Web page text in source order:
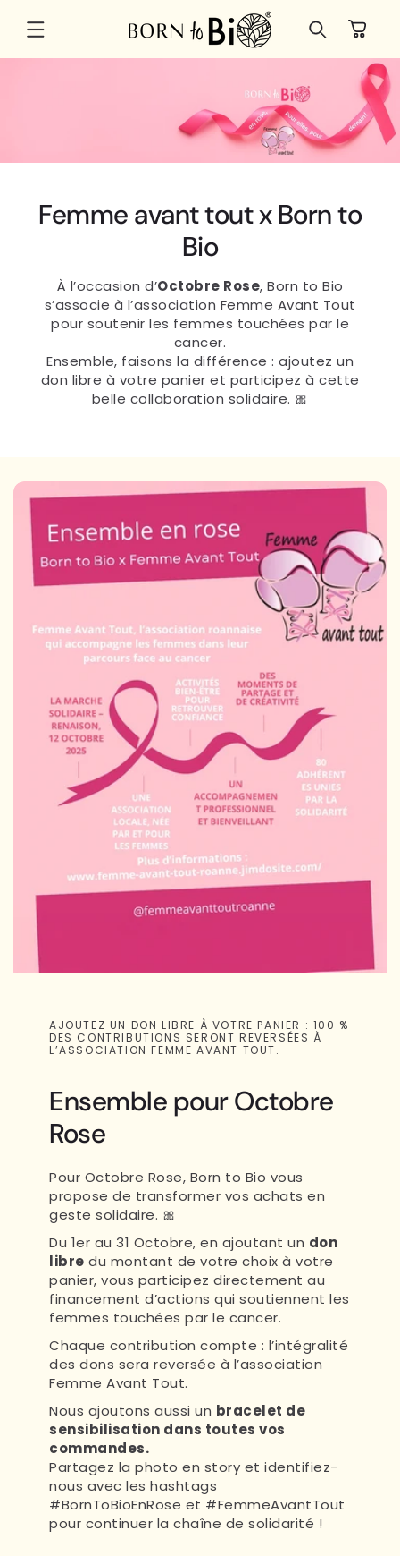
passer
au
Panier
Femme avant tout x Born to
Bio
À l’occasion d’Octobre Rose, Born to Bio
s’associe à l’association Femme Avant Tout
pour soutenir les femmes touchées par le
cancer.
Ensemble, faisons la différence : ajoutez un
don libre à votre panier et participez à cette
belle collaboration solidaire. 🎀
AJOUTEZ UN DON LIBRE À VOTRE PANIER : 100 %
DES CONTRIBUTIONS SERONT REVERSÉES À
L’ASSOCIATION FEMME AVANT TOUT.
Ensemble pour Octobre
Rose
Pour Octobre Rose, Born to Bio vous
propose de transformer vos achats en
geste solidaire. 🎀
Du 1er au 31 Octobre, en ajoutant un don
libre du montant de votre choix à votre
panier, vous participez directement au
financement d’actions qui soutiennent les
femmes touchées par le cancer.
Chaque contribution compte : l’intégralité
des dons sera reversée à l’association
Femme Avant Tout.
Nous ajoutons aussi un bracelet de
sensibilisation dans toutes vos
commandes.
Partagez la photo en story et identifiez-
nous avec les hashtags
#BornToBioEnRose et #FemmeAvantTout
pour continuer la chaîne de solidarité !